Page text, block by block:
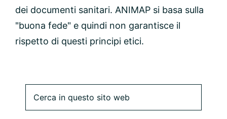
dei documenti sanitari. ANIMAP si basa sulla
"buona fede" e quindi non garantisce il
rispetto di questi principi etici.
Barra